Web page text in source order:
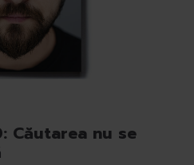
Căutarea nu se